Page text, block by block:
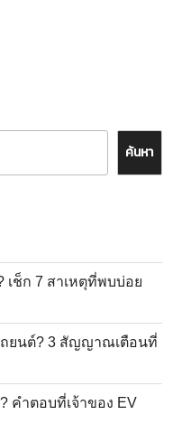
ค้นหา
เช็ก 7 สาเหตุที่พบบ่อย
ถยนต์? 3 สัญญาณเตือนที่
คำตอบที่เจ้าของ EV